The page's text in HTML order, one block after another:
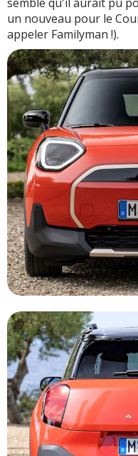
un nouveau pour le
appeler Familyman !).